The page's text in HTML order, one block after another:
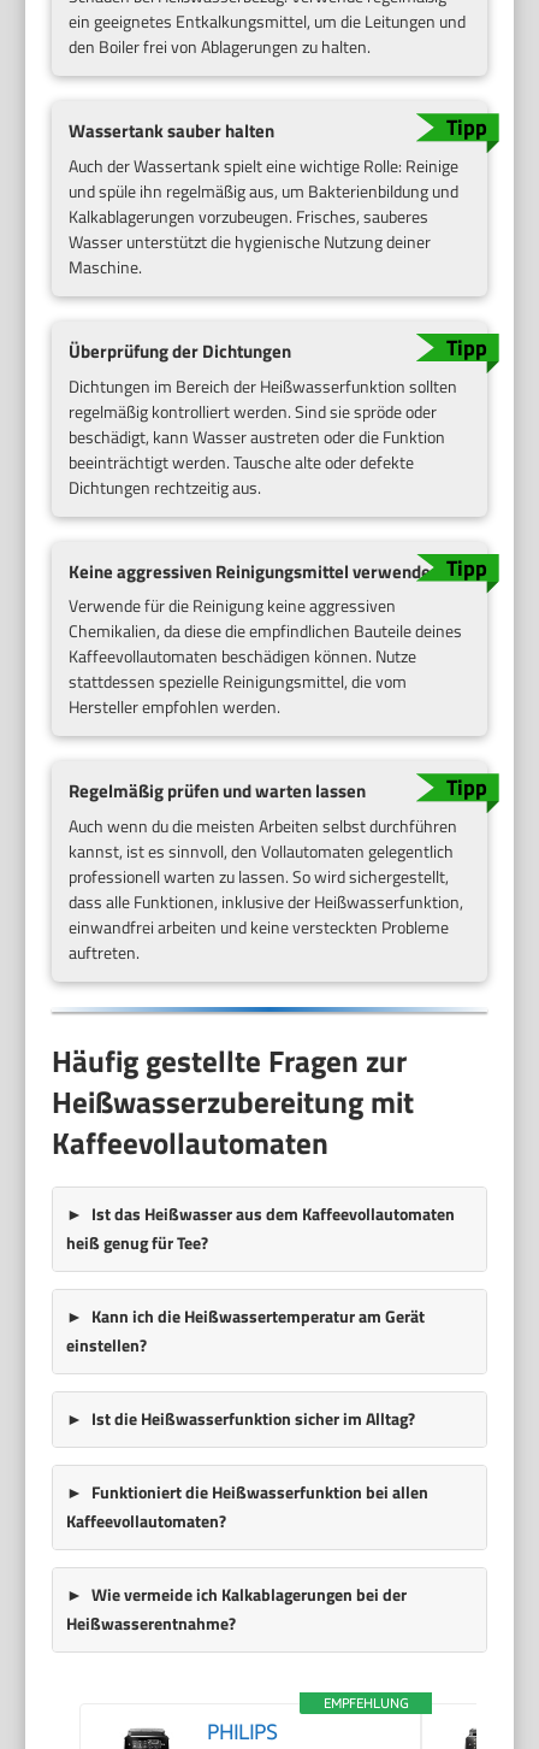
ein geeignetes Entkalkungsmittel, um die Leitungen und
den Boiler frei von Ablagerungen zu halten.
Wassertank sauber halten
Auch der Wassertank spielt eine wichtige Rolle: Reinige
und spüle ihn regelmäßig aus, um Bakterienbildung und
Kalkablagerungen vorzubeugen. Frisches, sauberes
Wasser unterstützt die hygienische Nutzung deiner
Maschine.
Überprüfung der Dichtungen
Dichtungen im Bereich der Heißwasserfunktion sollten
regelmäßig kontrolliert werden. Sind sie spröde oder
beschädigt, kann Wasser austreten oder die Funktion
beeinträchtigt werden. Tausche alte oder defekte
Dichtungen rechtzeitig aus.
Keine aggressiven Reinigungsmittel verwenden
Verwende für die Reinigung keine aggressiven
Chemikalien, da diese die empfindlichen Bauteile deines
Kaffeevollautomaten beschädigen können. Nutze
stattdessen spezielle Reinigungsmittel, die vom
Hersteller empfohlen werden.
Regelmäßig prüfen und warten lassen
Auch wenn du die meisten Arbeiten selbst durchführen
kannst, ist es sinnvoll, den Vollautomaten gelegentlich
professionell warten zu lassen. So wird sichergestellt,
dass alle Funktionen, inklusive der Heißwasserfunktion,
einwandfrei arbeiten und keine versteckten Probleme
auftreten.
Häufig gestellte Fragen zur
Heißwasserzubereitung mit
Kaffeevollautomaten
Ist das Heißwasser aus dem Kaffeevollautomaten
heiß genug für Tee?
Kann ich die Heißwassertemperatur am Gerät
einstellen?
Ist die Heißwasserfunktion sicher im Alltag?
Funktioniert die Heißwasserfunktion bei allen
Kaffeevollautomaten?
Wie vermeide ich Kalkablagerungen bei der
Heißwasserentnahme?
EMPFEHLUNG
PHILIPS